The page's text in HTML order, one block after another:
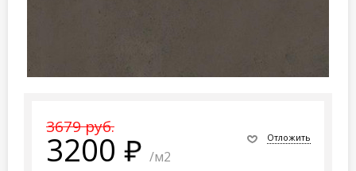
3679 руб.
3200 /м2
Отложить